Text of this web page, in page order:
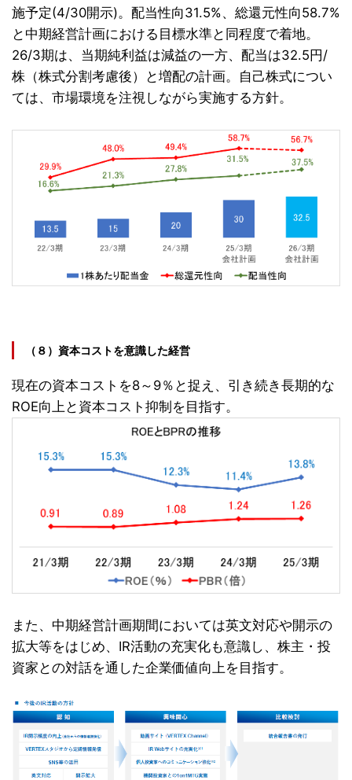
施予定(4/30開示)。配当性向31.5%、総還元性向58.7%
と中期経営計画における目標水準と同程度で着地。
26/3期は、当期純利益は減益の一方、配当は32.5円/
株（株式分割考慮後）と増配の計画。自己株式につい
ては、市場環境を注視しながら実施する方針。
（８）資本コストを意識した経営
現在の資本コストを8～9％と捉え、引き続き長期的な
ROE向上と資本コスト抑制を目指す。
また、中期経営計画期間においては英文対応や開示の
拡大等をはじめ、IR活動の充実化も意識し、株主・投
資家との対話を通した企業価値向上を目指す。